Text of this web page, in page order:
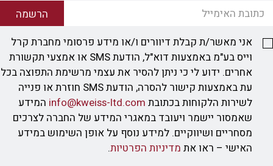
הרשמה
אני מאשר/ת קבלת דיוורים ו/או מידע פרסומי מחברת קרל
וייס בע"מ באמצעות דוא"ל, הודעת SMS או אמצעי תקשורת
אחרים. ידוע לי כי ניתן להסיר את עצמי מרשימת התפוצה בכל
עת באמצעות קישור להסרה, הודעת SMS חוזרת או פנייה
לשירות הלקוחות בכתובת info@kweiss-ltd.com המידע
שאמסור יישמר ויעובד במאגרי המידע של החברה לצרכים
מסחריים ושיווקיים. למידע נוסף על אופן השימוש במידע
האישי – ראו את מדיניות הפרטיות.